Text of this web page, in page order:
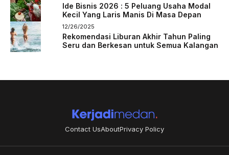
Ide Bisnis 2026 : 5 Peluang Usaha Modal
Kecil Yang Laris Manis Di Masa Depan
12/26/2025
Rekomendasi Liburan Akhir Tahun Paling
Seru dan Berkesan untuk Semua Kalangan
Contact UsAboutPrivacy Policy